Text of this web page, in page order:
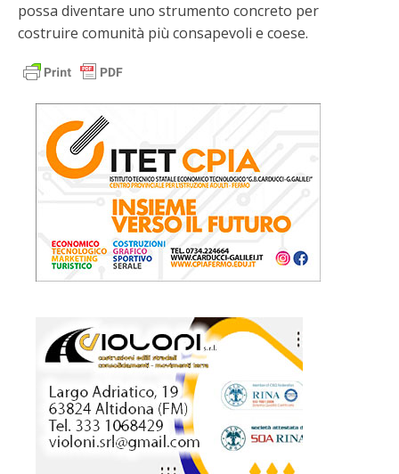
possa diventare uno strumento concreto per
costruire comunità più consapevoli e coese.